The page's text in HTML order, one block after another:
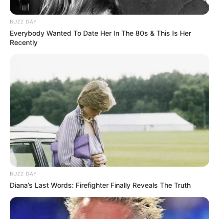
-ad52
É o status mais elevado dereconhecimento constitucional de
uma função pública. Nenhuma categoria da saúde, em toda a
história do Brasil,foi expressamente reconhecida com esse
status no texto constitucional. O parecer aprovado na CCJ
propõe mudar isso.
VEJA TAMBÉM:
Hugo Motta fala sobre o PLP 185
PEC 14: Presidente do Senado prevê nova data de votação
✳️ACS e ACE. Tabela salarial de até R$ 8 mil em Rosário
R$ 9 mil: o abismo salarial que separa os Agentes de Saúde
BUZZ DAY
Everybody Wanted To Date Her In The 80s & This Is Her
Recently
BUZZ DAY
Diana’s Last Words: Firefighter Finally Reveals The Truth